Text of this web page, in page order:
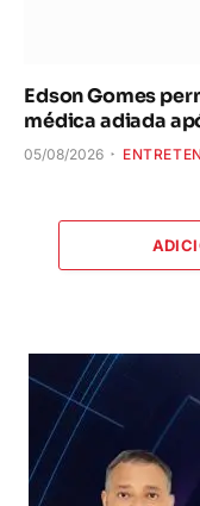
Edson Gomes
médica adiada
05/08/2026